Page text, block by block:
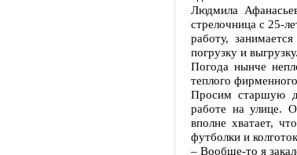
Людмила
стрелочница с 25-
работу,
погрузку и
Погода нынче
теплого
Просим старшую
работе на улице.
вполне хватает,
футболки и
– Вообще-то я